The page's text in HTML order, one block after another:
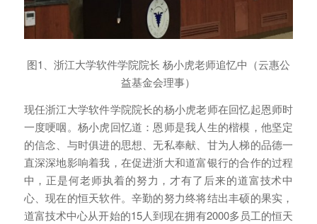
图1、浙江大学软件学院院长 杨小虎老师追忆中（云惠公
益基金会理事）
现任浙江大学软件学院院长的杨小虎老师在回忆起恩师时
一度哽咽。杨小虎回忆道：恩师是我人生的楷模，他坚定
的信念、与时俱进的思想、无私奉献、甘为人梯的品德一
直深深地影响着我，在促进浙大和道富银行的合作的过程
中，正是何老师执着的努力，才有了后来的道富技术中
心、现在的恒天软件。辛勤的努力终将结出丰硕的果实，
道富技术中心从开始的15人到现在拥有2000多员工的恒天